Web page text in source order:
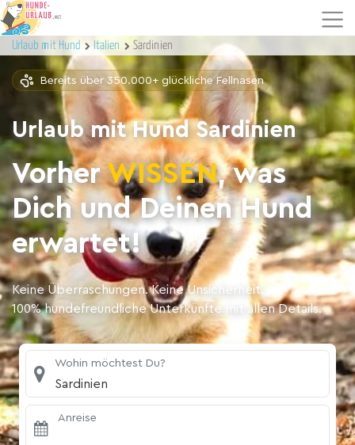
Urlaub mit Hund Italien Sardinien
Bereits über 350.000+ glückliche Fellnasen
Urlaub mit Hund Sardinien
VorherWISSEN, was
Dich und Deinen Hund
erwartet!
Keine Überraschungen. Keine Unsicherheit.
100% hundefreundliche Unterkünfte mit allen Details.
Wohin möchtest Du?
Sardinien
Anreise